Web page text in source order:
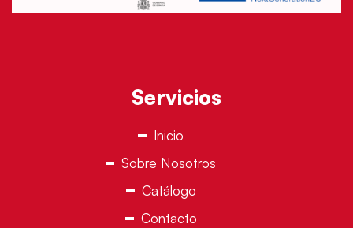
Servicios
Inicio
Sobre Nosotros
Catálogo
Contacto